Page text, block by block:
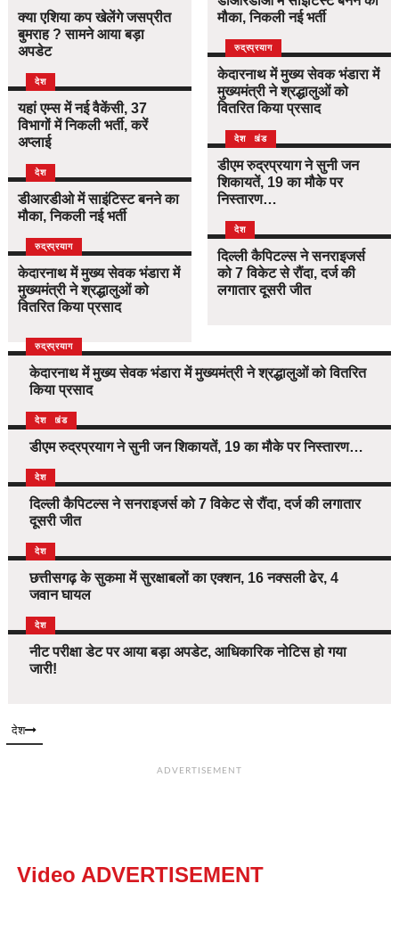
क्या एशिया कप खेलेंगे जसप्रीत
बुमराह ? सामने आया बड़ा
अपडेट
देश
यहां एम्स में नई वैकेंसी, 37
विभागों में निकली भर्ती, करें
अप्लाई
देश
डीआरडीओ में साइंटिस्ट बनने का
मौका, निकली नई भर्ती
उत्तराखंड
देश
रुद्रप्रयाग
केदारनाथ में मुख्य सेवक भंडारा में
मुख्यमंत्री ने श्रद्धालुओं को
वितरित किया प्रसाद
मौका, निकली नई भर्ती
उत्तराखंड
देश
रुद्रप्रयाग
केदारनाथ में मुख्य सेवक भंडारा में
मुख्यमंत्री ने श्रद्धालुओं को
वितरित किया प्रसाद
उत्तराखंड
देश
डीएम रुद्रप्रयाग ने सुनी जन
शिकायतें, 19 का मौके पर
निस्तारण…
देश
दिल्ली कैपिटल्स ने सनराइजर्स
को 7 विकेट से रौंदा, दर्ज की
लगातार दूसरी जीत
उत्तराखंड
देश
रुद्रप्रयाग
केदारनाथ में मुख्य सेवक भंडारा में मुख्यमंत्री ने श्रद्धालुओं को वितरित
किया प्रसाद
उत्तराखंड
देश
डीएम रुद्रप्रयाग ने सुनी जन शिकायतें, 19 का मौके पर निस्तारण…
देश
दिल्ली कैपिटल्स ने सनराइजर्स को 7 विकेट से रौंदा, दर्ज की लगातार
दूसरी जीत
देश
छत्तीसगढ़ के सुकमा में सुरक्षाबलों का एक्शन, 16 नक्सली ढेर, 4
जवान घायल
देश
नीट परीक्षा डेट पर आया बड़ा अपडेट, आधिकारिक नोटिस हो गया
जारी!
देश
ADVERTISEMENT
Video ADVERTISEMENT